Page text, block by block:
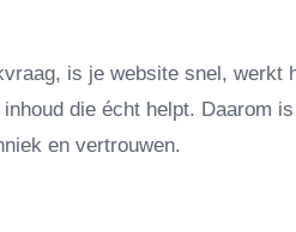
is je website snel, werkt
die écht helpt. Daarom is
en vertrouwen.